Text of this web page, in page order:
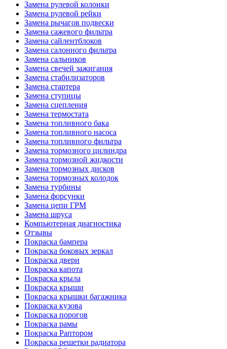
Замена рулевой колонки
Замена рулевой рейки
Замена рычагов подвески
Замена сажевого фильтра
Замена сайлентблоков
Замена салонного фильтра
Замена сальников
Замена свечей зажигания
Замена стабилизаторов
Замена стартера
Замена ступицы
Замена сцепления
Замена термостата
Замена топливного бака
Замена топливного насоса
Замена топливного фильтра
Замена тормозного цилиндра
Замена тормозной жидкости
Замена тормозных дисков
Замена тормозных колодок
Замена турбины
Замена форсунки
Замена цепи ГРМ
Замена шруса
Компьютерная диагностика
Отзывы
Покраска бампера
Покраска боковых зеркал
Покраска двери
Покраска капота
Покраска крыла
Покраска крыши
Покраска крышки багажника
Покраска кузова
Покраска порогов
Покраска рамы
Покраска Раптором
Покраска решетки радиатора